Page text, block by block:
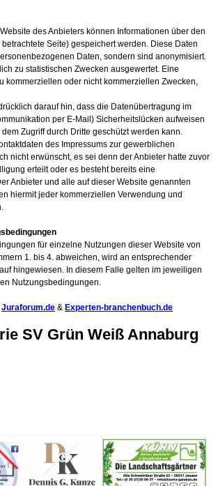
des Anbieters können Informationen über den
Seite) gespeichert werden. Diese Daten
Daten, sondern sind anonymisiert.
zu statistischen Zwecken ausgewertet. Eine
kommerziellen oder nicht kommerziellen Zwecken,
darauf hin, dass die Datenübertragung im
per E-Mail) Sicherheitslücken aufweisen
Zugriff durch Dritte geschützt werden kann.
des Impressums zur gewerblichen
nicht erwünscht, es sei denn der Anbieter hatte zuvor
erteilt oder es besteht bereits eine
Anbieter und alle auf dieser Website genannten
hiermit jeder kommerziellen Verwendung und
für einzelne Nutzungen dieser Website von
1. bis 4. abweichen, wird an entsprechender
hingewiesen. In diesem Falle gelten im jeweiligen
Nutzungsbedingungen.
Juraforum.de & Experten-branchenbuch.de
SV Grün Weiß Annaburg